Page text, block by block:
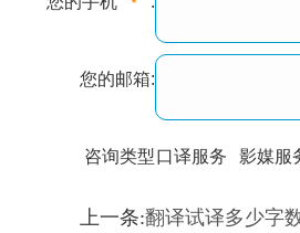
您的邮箱:
咨询类型口译服务 影媒服
训翻译 标准级
上一条:翻译试译多少字